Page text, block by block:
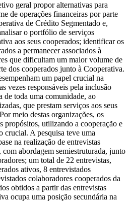
geral propor alternativas para
de operações financeiras por parte
de Crédito Segmentado e,
o portfólio de serviços
aos seus cooperados; identificar os
a permanecer associados à
que dificultam um maior volume de
dos cooperados junto à Cooperativa.
um papel crucial na
vezes responsáveis pela inclusão
de toda uma comunidade, ao
que prestam serviços aos seus
meio destas organizações, os
propósitos, utilizando a cooperação e
crucial. A pesquisa teve uma
na realização de entrevistas
abordagem semiestruturada, junto
um total de 22 entrevistas,
ativos, 8 entrevistados
colaboradores cooperados da
obtidos a partir das entrevistas
ocupa uma posição secundária na